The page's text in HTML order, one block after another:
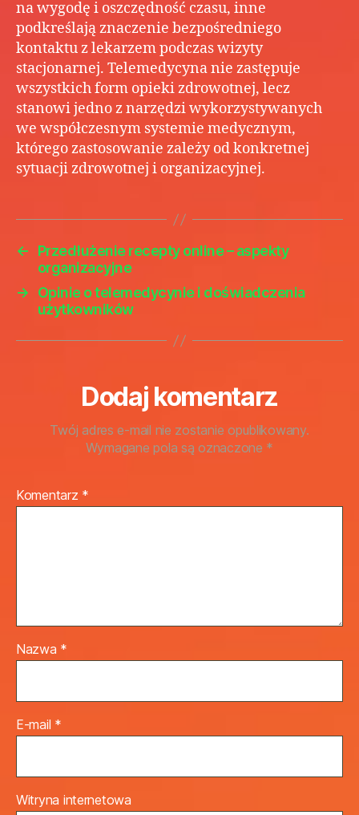
na wygodę i oszczędność czasu, inne
podkreślają znaczenie bezpośredniego
kontaktu z lekarzem podczas wizyty
stacjonarnej. Telemedycyna nie zastępuje
wszystkich form opieki zdrowotnej, lecz
stanowi jedno z narzędzi wykorzystywanych
we współczesnym systemie medycznym,
którego zastosowanie zależy od konkretnej
sytuacji zdrowotnej i organizacyjnej.
←
Przedłużenie recepty online – aspekty
organizacyjne
→
Opinie o telemedycynie i doświadczenia
użytkowników
Dodaj komentarz
Twój adres e-mail nie zostanie opublikowany.
Wymagane pola są oznaczone *
Komentarz *
Nazwa *
E-mail *
Witryna internetowa